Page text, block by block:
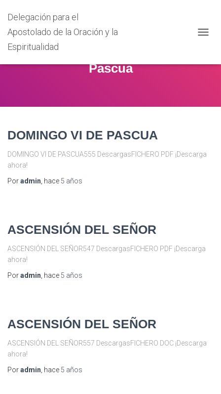
Delegación para el
Apostolado de la Oración y la
Espiritualidad
Pascua
DOMINGO VI DE PASCUA
DOMINGO VI DE PASCUA555 DescargasFICHERO PDF ¡Descarga
ahora!
Poradmin , hace 5 años
ASCENSIÓN DEL SEÑOR
ASCENSIÓN DEL SEÑOR547 DescargasFICHERO PDF ¡Descarga
ahora!
Poradmin , hace 5 años
ASCENSIÓN DEL SEÑOR
ASCENSIÓN DEL SEÑOR557 DescargasFICHERO DOC ¡Descarga
ahora!
Poradmin , hace 5 años